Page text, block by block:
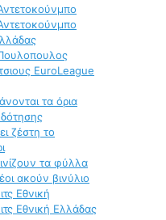
EuroLeague
τα όρια
ζέστη το
τα φύλλα
ακούν βινύλιο
Εθνική
Εθνική Ελλάδας